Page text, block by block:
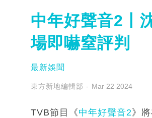
中年好聲音2丨
場即嚇窒評判
最新娛聞
東方新地編輯部 Mar 22 2024
TVB節目《中年好聲音2》